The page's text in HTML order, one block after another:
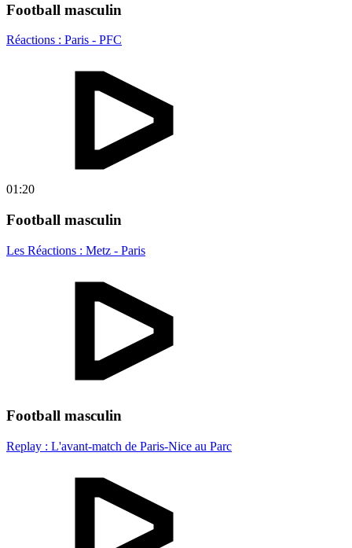
Football masculin
Réactions : Paris - PFC
01:20
Football masculin
Les Réactions : Metz - Paris
Football masculin
Replay : L'avant-match de Paris-Nice au Parc